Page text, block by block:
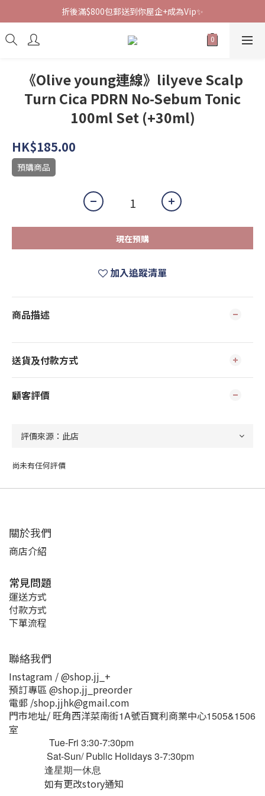
折後滿$800包郵送到你屋企+成為Vip✨
《Olive young連線》lilyeve Scalp
Turn Cica PDRN No-Sebum Tonic
100ml Set (+30ml)
HK$185.00
預購商品
現在預購
加入追蹤清單
商品描述
送貨及付款方式
顧客評價
尚未有任何評價
關於我們
商店介紹
常見問題
運送方式
付款方式
下單流程
聯絡我們
Instagram / @shop.jj_+
預訂專區 @shop.jj_preorder
電郵 /shop.jjhk@gmail.com
門市地址/ 旺角西洋菜南街1A號百寶利商業中心1505&1506
室
Tue-Fri 3:30-7:30pm
Sat-Sun/ Public Holidays 3-7:30pm
逢星期一休息
如有更改story通知